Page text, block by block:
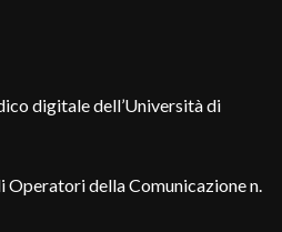
digitale dell’Università di
della Comunicazione n.